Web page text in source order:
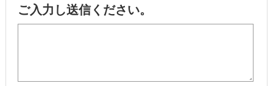
ご入力し送信ください。